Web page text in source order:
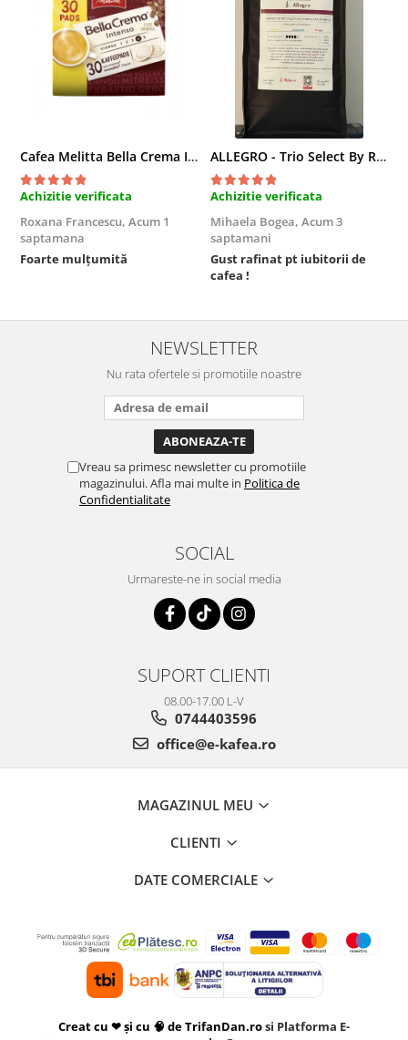
Cafea Melitta Bella Crema Intenso, 30 paduri, compatibile Senseo
Achizitie verificata
Roxana Francescu, Acum 1
saptamana
Foarte mulțumită
ALLEGRO - Trio Select By Razvan Paunescu, 1 kg, 100% Arabica, (Columbia, Guatemala, Etiopia)
Achizitie verificata
Mihaela Bogea, Acum 3
saptamani
Gust rafinat pt iubitorii de
cafea !
NEWSLETTER
Nu rata ofertele si promotiile noastre
Vreau sa primesc newsletter cu promotiile
magazinului. Afla mai multe in Politica de
Confidentialitate
SOCIAL
Urmareste-ne in social media
SUPORT CLIENTI
08.00-17.00 L-V
0744403596
office@e-kafea.ro
MAGAZINUL MEU
CLIENTI
DATE COMERCIALE
Creat cu ❤ și cu 🧠 de TrifanDan.rosi Platforma E-